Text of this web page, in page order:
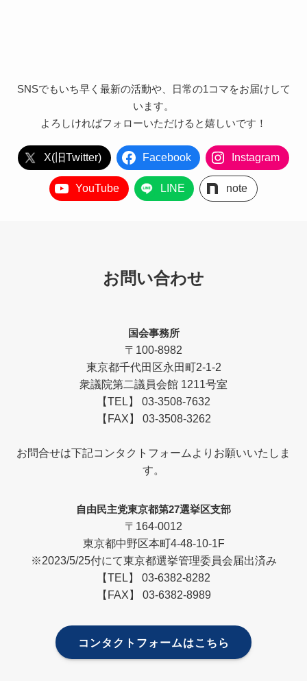
SNSでもいち早く最新の活動や、日常の1コマをお届けして
います。
よろしければフォローいただけると嬉しいです！
X(旧Twitter) Facebook Instagram
YouTube LINE note
お問い合わせ
国会事務所
〒100-8982
東京都千代田区永田町2-1-2
衆議院第二議員会館 1211号室
【TEL】 03-3508-7632
【FAX】 03-3508-3262
お問合せは下記コンタクトフォームよりお願いいたしま
す。
自由民主党東京都第27選挙区支部
〒164-0012
東京都中野区本町4-48-10-1F
※2023/5/25付にて東京都選挙管理委員会届出済み
【TEL】 03-6382-8282
【FAX】 03-6382-8989
コンタクトフォームはこちら